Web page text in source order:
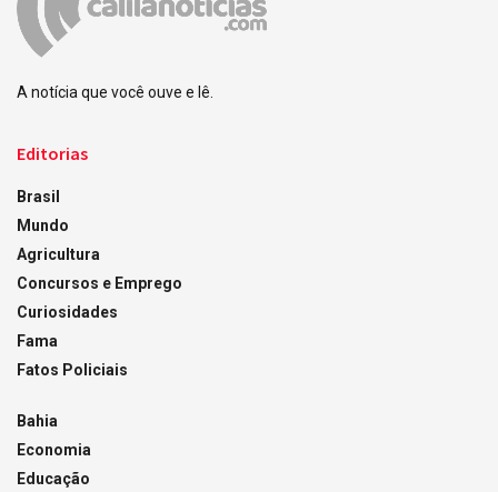
A notícia que você ouve e lê.
Editorias
Brasil
Mundo
Agricultura
Concursos e Emprego
Curiosidades
Fama
Fatos Policiais
Bahia
Economia
Educação